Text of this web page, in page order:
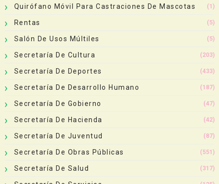
Quirófano Móvil Para Castraciones De Mascotas (1)
Rentas (5)
Salón De Usos Múltiles (5)
Secretaría De Cultura (203)
Secretaría De Deportes (433)
Secretaría De Desarrollo Humano (187)
Secretaría De Gobierno (47)
Secretaría De Hacienda (42)
Secretaría De Juventud (87)
Secretaría De Obras Públicas (551)
Secretaría De Salud (317)